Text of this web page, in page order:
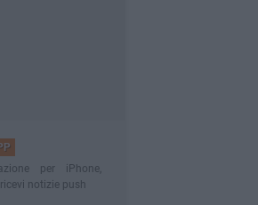
per iPhone,
notizie push